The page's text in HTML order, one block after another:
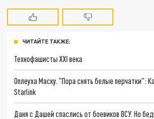
ЧИТАЙТЕ ТАКЖЕ:
Технофашисты XXI века
Оплеуха Маску. "Пора снять белые перчатки":
Starlink
Даня с Дашей спаслись от боевиков ВСУ. Но